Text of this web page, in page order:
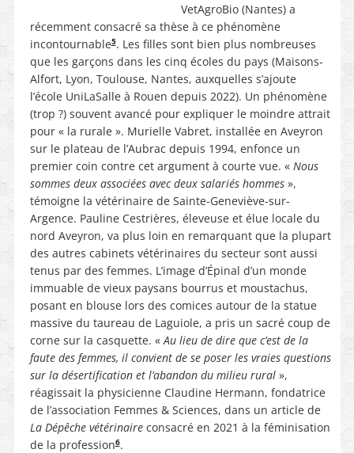
VetAgroBio (Nantes) a
récemment consacré sa thèse à ce phénomène
incontournable5. Les filles sont bien plus nombreuses
que les garçons dans les cinq écoles du pays (Maisons-
Alfort, Lyon, Toulouse, Nantes, auxquelles s’ajoute
l’école UniLaSalle à Rouen depuis 2022). Un phénomène
(trop ?) souvent avancé pour expliquer le moindre attrait
pour « la rurale ». Murielle Vabret, installée en Aveyron
sur le plateau de l’Aubrac depuis 1994, enfonce un
premier coin contre cet argument à courte vue. « Nous
sommes deux associées avec deux salariés hommes»,
témoigne la vétérinaire de Sainte-Geneviève-sur-
Argence. Pauline Cestrières, éleveuse et élue locale du
nord Aveyron, va plus loin en remarquant que la plupart
des autres cabinets vétérinaires du secteur sont aussi
tenus par des femmes. L’image d’Épinal d’un monde
immuable de vieux paysans bourrus et moustachus,
posant en blouse lors des comices autour de la statue
massive du taureau de Laguiole, a pris un sacré coup de
corne sur la casquette. «Au lieu de dire que c’est de la
faute des femmes, il convient de se poser les vraies questions
sur la désertification et l’abandon du milieu rural»,
réagissait la physicienne Claudine Hermann, fondatrice
de l’association Femmes & Sciences, dans un article de
La Dépêche vétérinaireconsacré en 2021 à la féminisation
de la profession6.